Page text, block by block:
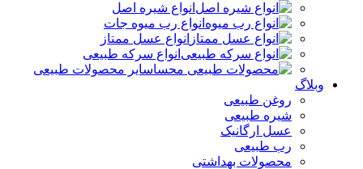
انواع شیره اصل
انواع رب میوه جات
انواع عسل ممتاز
انواع سرکه طبیعی
سایر محصولات طبیعی
وبلاگ
روغن طبیعی
شیره طبیعی
عسل ارگانیک
رب طبیعی
محصولات بهداشتی